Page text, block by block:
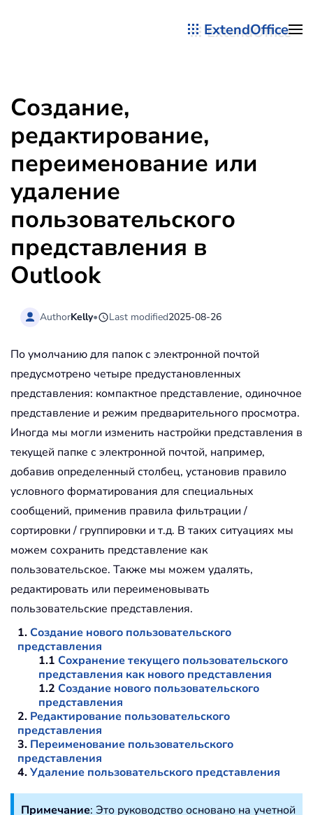
ExtendOffice
Создание,
редактирование,
переименование или
удаление
пользовательского
представления в
Outlook
AuthorKelly• Last modified2025-08-26
По умолчанию для папок с электронной почтой
предусмотрено четыре предустановленных
представления: компактное представление, одиночное
представление и режим предварительного просмотра.
Иногда мы могли изменить настройки представления в
текущей папке с электронной почтой, например,
добавив определенный столбец, установив правило
условного форматирования для специальных
сообщений, применив правила фильтрации /
сортировки / группировки и т.д. В таких ситуациях мы
можем сохранить представление как
пользовательское. Также мы можем удалять,
редактировать или переименовывать
пользовательские представления.
1.Создание нового пользовательского
представления
1.1 Сохранение текущего пользовательского
представления как нового представления
1.2 Создание нового пользовательского
представления
2. Редактирование пользовательского
представления
3. Переименование пользовательского
представления
4.Удаление пользовательского представления
Примечание: Это руководство основано на учетной